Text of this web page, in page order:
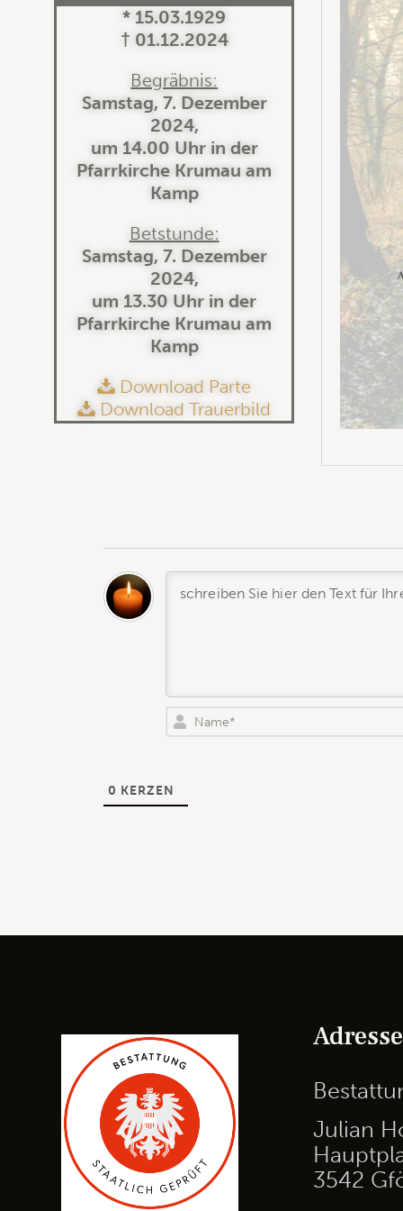
* 15.03.1929
† 01.12.2024
Begräbnis:
Samstag, 7. Dezember
2024,
um 14.00 Uhr in der
Pfarrkirche Krumau am
Kamp
Betstunde:
Samstag, 7. Dezember
2024,
um 13.30 Uhr in der
Pfarrkirche Krumau am
Kamp
Download Parte
Download Trauerbild
0 KERZEN
Adresse
Julian
3542